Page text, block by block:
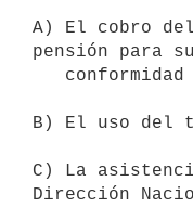
A) El cobro
pensión para
B) El uso del
C) La
Dirección